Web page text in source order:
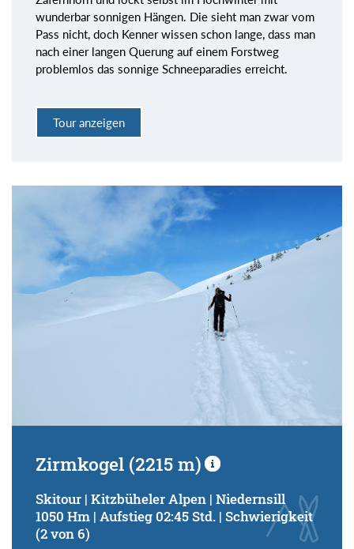
wunderbar sonnigen Hängen. Die sieht man zwar vom
Pass nicht, doch Kenner wissen schon lange, dass man
nach einer langen Querung auf einem Forstweg
problemlos das sonnige Schneeparadies erreicht.
Tour anzeigen
Zirmkogel (2215 m)
Skitour | Kitzbüheler Alpen | Niedernsill
1050 Hm | Aufstieg 02:45 Std. | Schwierigkeit
(2 von 6)